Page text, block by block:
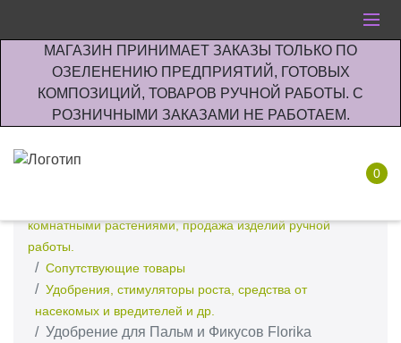
МАГАЗИН ПРИНИМАЕТ ЗАКАЗЫ ТОЛЬКО ПО
ОЗЕЛЕНЕНИЮ ПРЕДПРИЯТИЙ, ГОТОВЫХ
КОМПОЗИЦИЙ, ТОВАРОВ РУЧНОЙ РАБОТЫ. С
РОЗНИЧНЫМИ ЗАКАЗАМИ НЕ РАБОТАЕМ.
0
комнатными растениями, продажа изделий ручной
работы.
Сопутствующие товары
Удобрения, стимуляторы роста, средства от
насекомых и вредителей и др.
Удобрение для Пальм и Фикусов Florika